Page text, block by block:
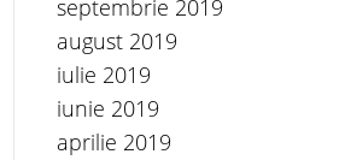
septembrie 2019
august 2019
iulie 2019
iunie 2019
aprilie 2019